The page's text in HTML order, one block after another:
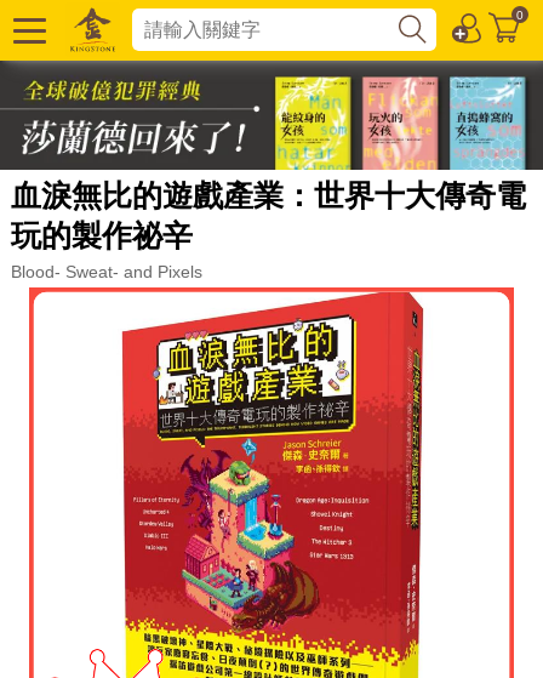
0
血淚無比的遊戲產業：世界十大傳奇電
玩的製作祕辛
Blood- Sweat- and Pixels